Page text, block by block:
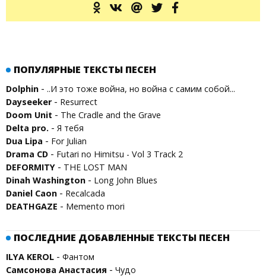
ПОПУЛЯРНЫЕ ТЕКСТЫ ПЕСЕН
Dolphin - ..И это тоже война, но война с самим собой...
Dayseeker- Resurrect
Doom Unit - The Cradle and the Grave
Delta pro. - Я тебя
Dua Lipa - For Julian
Drama CD - Futari no Himitsu - Vol 3 Track 2
DEFORMITY - THE LOST MAN
Dinah Washington - Long John Blues
Daniel Caon - Recalcada
DEATHGAZE - Memento mori
ПОСЛЕДНИЕ ДОБАВЛЕННЫЕ ТЕКСТЫ ПЕСЕН
ILYA KEROL - Фантом
Самсонова Анастасия - Чудо